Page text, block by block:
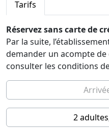
découvrir les Dolomites
personnel saura vous
indépendantes et/ou
expériences en parapente.
Le chant des oiseaux et
votre réveil. Et après,
nos desserts fraîchement
soigneusement
déjeuner est riche de
ainsi que la journée
Tarifs
Réservez sans carte de
Par la suite,
demander un acompte de
consulter les conditions
2